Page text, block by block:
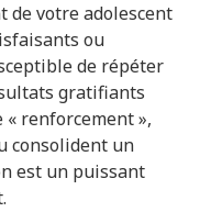
de votre adolescent
ou
de répéter
gratifiants
renforcement »,
consolident un
est un puissant